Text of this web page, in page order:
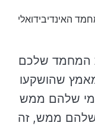
האינדיבידואלי
המחמד שלכם
שהושקעו
שלהם ממש
ממש, זה